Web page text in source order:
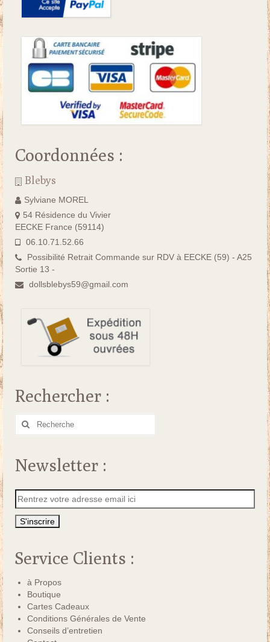
Coordonnées :
Blebys
Sylviane MOREL
54 Résidence du Vivier
EECKE France (59114)
06.10.71.52.66
Possibilité Retrait Commande sur RDV à EECKE (59) - A25
Sortie 13 -
dollsblebys59@gmail.com
Rechercher :
Rechercher
Newsletter :
Service Clients :
à Propos
Boutique
Cartes Cadeaux
Conditions Générales de Vente
Conseils d’entretien